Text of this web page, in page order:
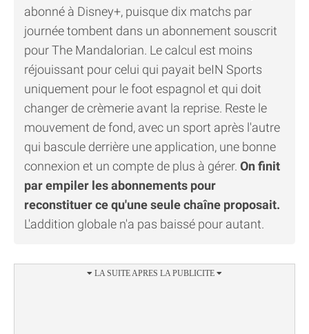
abonné à Disney+, puisque dix matchs par
journée tombent dans un abonnement souscrit
pour The Mandalorian. Le calcul est moins
réjouissant pour celui qui payait beIN Sports
uniquement pour le foot espagnol et qui doit
changer de crèmerie avant la reprise. Reste le
mouvement de fond, avec un sport après l'autre
qui bascule derrière une application, une bonne
connexion et un compte de plus à gérer. On finit
par empiler les abonnements pour
reconstituer ce qu'une seule chaîne proposait.
L'addition globale n'a pas baissé pour autant.